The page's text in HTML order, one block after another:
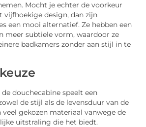
Mocht je echter de voorkeur
vijfhoekige design, dan zijn
een mooi alternatief. Ze hebben een
meer subtiele vorm, waardoor ze
badkamers zonder aan stijl in te
douchecabine speelt een
de stijl als de levensduur van de
veel gekozen materiaal vanwege de
uitstraling die het biedt.